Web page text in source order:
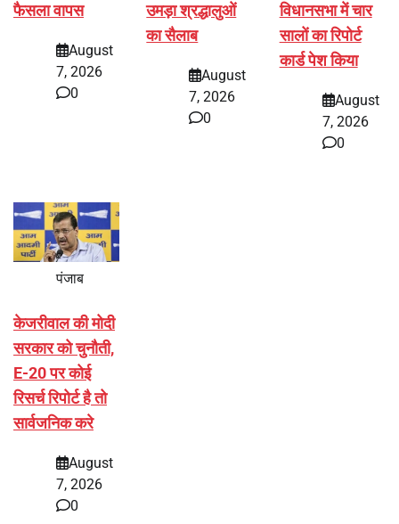
फैसला वापस
August
7, 2026
0
उमड़ा श्रद्धालुओं
का सैलाब
August
7, 2026
0
विधानसभा में चार
सालों का रिपोर्ट
कार्ड पेश किया
August
7, 2026
0
पंजाब
केजरीवाल की मोदी
सरकार को चुनौती,
E-20 पर कोई
रिसर्च रिपोर्ट है तो
सार्वजनिक करे
August
7, 2026
0